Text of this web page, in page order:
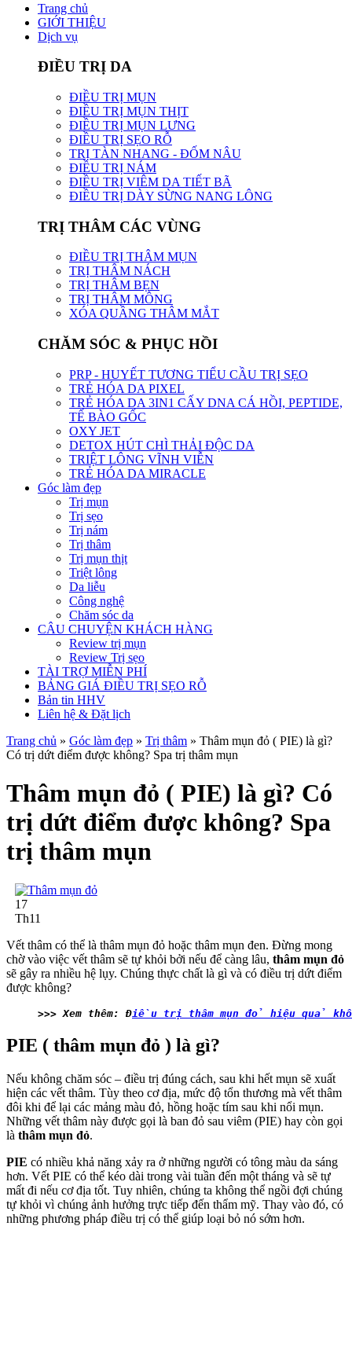
Trang chủ
GIỚI THIỆU
Dịch vụ
ĐIỀU TRỊ DA
ĐIỀU TRỊ MỤN
ĐIỀU TRỊ MỤN THỊT
ĐIỀU TRỊ MỤN LƯNG
ĐIỀU TRỊ SẸO RỖ
TRỊ TÀN NHANG - ĐỐM NÂU
ĐIỀU TRỊ NÁM
ĐIỀU TRỊ VIÊM DA TIẾT BÃ
ĐIỀU TRỊ DÀY SỪNG NANG LÔNG
TRỊ THÂM CÁC VÙNG
ĐIỀU TRỊ THÂM MỤN
TRỊ THÂM NÁCH
TRỊ THÂM BẸN
TRỊ THÂM MÔNG
XÓA QUẦNG THÂM MẮT
CHĂM SÓC & PHỤC HỒI
PRP - HUYẾT TƯƠNG TIỂU CẦU TRỊ SẸO
TRẺ HÓA DA PIXEL
TRẺ HÓA DA 3IN1 CẤY DNA CÁ HỒI, PEPTIDE,
TẾ BÀO GỐC
OXY JET
DETOX HÚT CHÌ THẢI ĐỘC DA
TRIỆT LÔNG VĨNH VIỄN
TRẺ HÓA DA MIRACLE
Góc làm đẹp
Trị mụn
Trị sẹo
Trị nám
Trị thâm
Trị mụn thịt
Triệt lông
Da liễu
Công nghệ
Chăm sóc da
CÂU CHUYỆN KHÁCH HÀNG
Review trị mụn
Review Trị sẹo
TÀI TRỢ MIỄN PHÍ
BẢNG GIÁ ĐIỀU TRỊ SẸO RỖ
Bản tin HHV
Liên hệ & Đặt lịch
Trang chủ » Góc làm đẹp » Trị thâm » Thâm mụn đỏ ( PIE) là gì?
Có trị dứt điểm được không? Spa trị thâm mụn
Thâm mụn đỏ ( PIE) là gì? Có
trị dứt điểm được không? Spa
trị thâm mụn
17
Th11
Vết thâm có thể là thâm mụn đỏ hoặc thâm mụn đen. Đừng mong
chờ vào việc vết thâm sẽ tự khỏi bởi nếu để càng lâu, thâm mụn đỏ
sẽ gây ra nhiều hệ lụy. Chúng thực chất là gì và có điều trị dứt điểm
được không?
>>> Xem thêm: Điều trị thâm mụn đỏ hiệu quả
PIE ( thâm mụn đỏ ) là gì?
Nếu không chăm sóc – điều trị đúng cách, sau khi hết mụn sẽ xuất
hiện các vết thâm. Tùy theo cơ địa, mức độ tổn thương mà vết thâm
đôi khi để lại các mảng màu đỏ, hồng hoặc tím sau khi nổi mụn.
Những vết thâm này được gọi là ban đỏ sau viêm (PIE) hay còn gọi
là thâm mụn đỏ.
PIE có nhiều khả năng xảy ra ở những người có tông màu da sáng
hơn. Vết PIE có thể kéo dài trong vài tuần đến một tháng và sẽ tự
mất đi nếu cơ địa tốt. Tuy nhiên, chúng ta không thể ngồi đợi chúng
tự khỏi vì chúng ảnh hưởng trực tiếp đến thẩm mỹ. Thay vào đó, có
những phương pháp điều trị có thể giúp loại bỏ nó sớm hơn.